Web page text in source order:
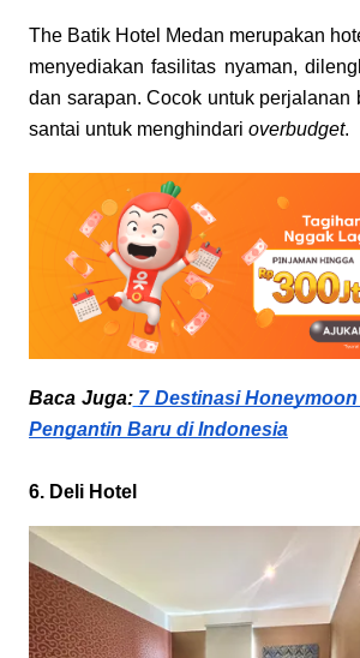
The Batik Hotel Medan merupakan
menyediakan fasilitas nyaman,
dan sarapan. Cocok untuk perjalanan
santai untuk menghindari overbudget.
Baca Juga: 7 Destinasi
Pengantin Baru di Indonesia
6. Deli Hotel